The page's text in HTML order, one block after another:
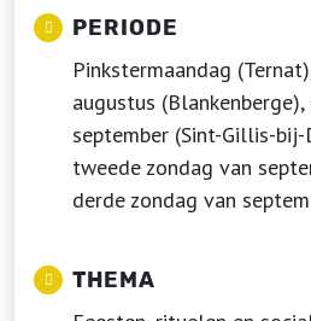
PERIODE
Pinkstermaandag
augustus
september (Sint-Gillis-bij-
tweede zondag van
derde zondag van
THEMA